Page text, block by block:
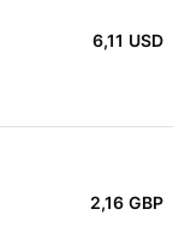
6,11 USD
2,16 GBP